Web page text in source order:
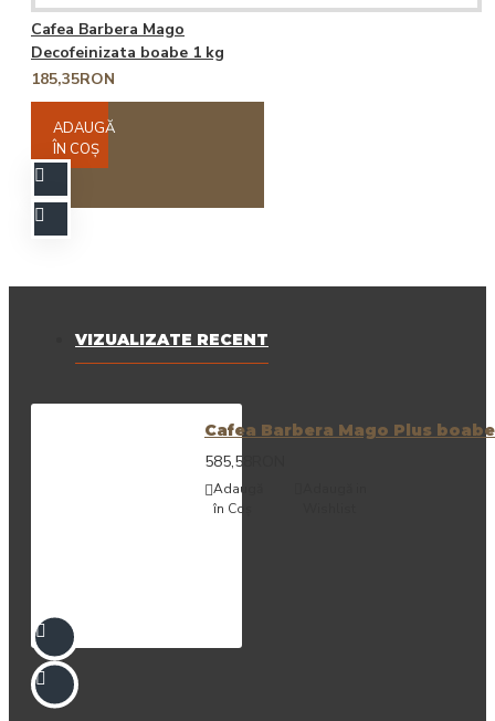
Cafea Barbera Mago
Decofeinizata boabe 1 kg
185,35RON
ADAUGĂ
ÎN COŞ
VIZUALIZATE RECENT
Cafea Barbera Mago Plus
585,58RON
Adaugă
în Coş